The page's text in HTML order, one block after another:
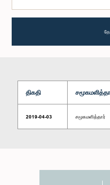
திகதி
2019-04-03 சமூகமளித்தார்